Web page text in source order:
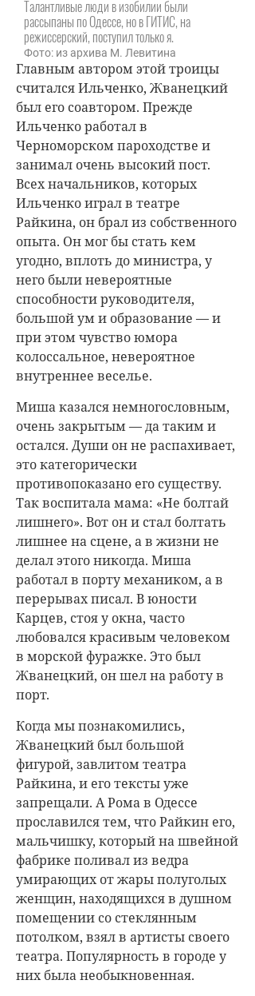
Талантливые люди в изобилии были
рассыпаны по Одессе, но в ГИТИС, на
режиссерский, поступил только я.
Фото: из архива М. Левитина
Главным автором этой троицы
считался Ильченко, Жванецкий
был его соавтором. Прежде
Ильченко работал в
Черноморском пароходстве и
занимал очень высокий пост.
Всех начальников, которых
Ильченко играл в театре
Райкина, он брал из собственного
опыта. Он мог бы стать кем
угодно, вплоть до министра, у
него были невероятные
способности руководителя,
большой ум и образование — и
при этом чувство юмора
колоссальное, невероятное
внутреннее веселье.
Миша казался немногословным,
очень закрытым — да таким и
остался. Души он не распахивает,
это категорически
противопоказано его существу.
Так воспитала мама: «Не болтай
лишнего». Вот он и стал болтать
лишнее на сцене, а в жизни не
делал этого никогда. Миша
работал в порту механиком, а в
перерывах писал. В юности
Карцев, стоя у окна, часто
любовался красивым человеком
в морской фуражке. Это был
Жванецкий, он шел на работу в
порт.
Когда мы познакомились,
Жванецкий был большой
фигурой, завлитом театра
Райкина, и его тексты уже
запрещали. А Рома в Одессе
прославился тем, что Райкин его,
мальчишку, который на швейной
фабрике поливал из ведра
умирающих от жары полуголых
женщин, находящихся в душном
помещении со стеклянным
потолком, взял в артисты своего
театра. Популярность в городе у
них была необыкновенная.